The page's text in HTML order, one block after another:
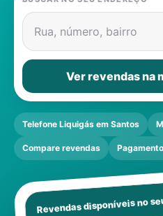
Contatos
Rua, número, bairro
Ver revendas na
Telefone Liquigás em Santos
Compare revendas
Revendas disponíveis no